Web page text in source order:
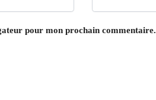
pour mon prochain commentaire.